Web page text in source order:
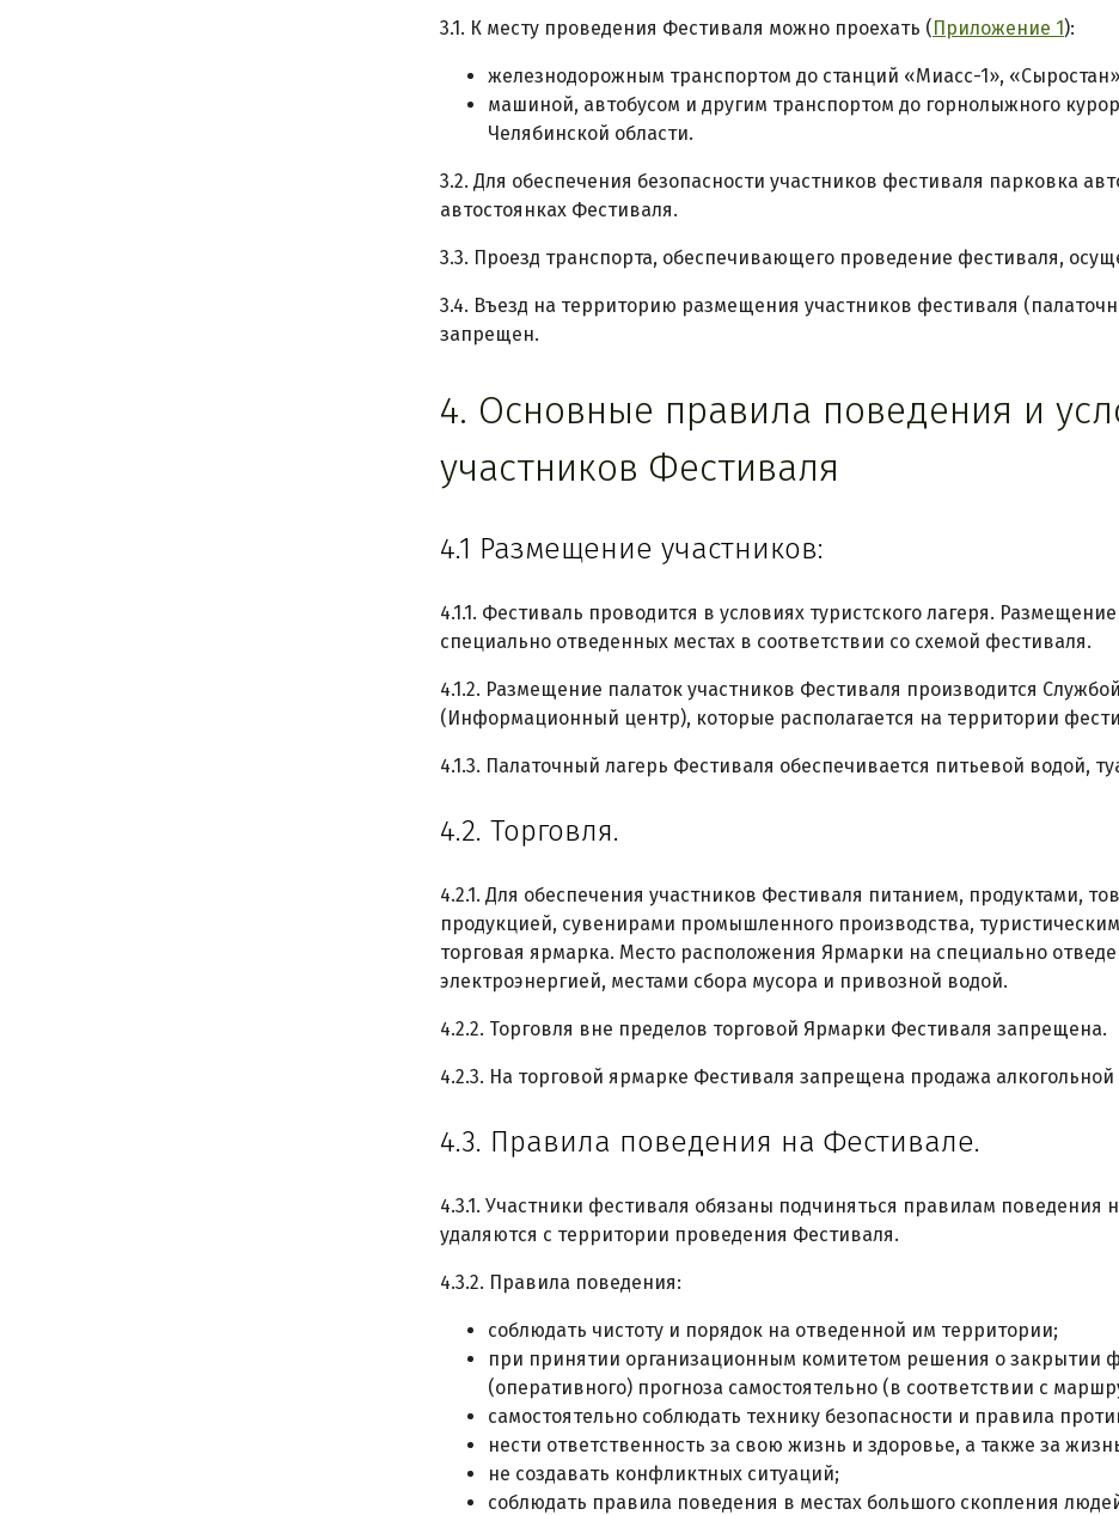
3.1. К месту проведения Фестиваля можно проехать ( Приложение 1 ):
железнодорожным транспортом до станций «Миасс-1»,
машиной, автобусом и другим транспортом до горнолыжного
Челябинской области.
3.2. Для обеспечения безопасности участников фестиваля парковка
автостоянках Фестиваля.
3.3. Проезд транспорта, обеспечивающего проведение фестиваля,
3.4. Въезд на территорию размещения участников фестиваля
запрещен.
4. Основные правила поведения и
участников Фестиваля
4.1 Размещение участников:
4.1.1. Фестиваль проводится в условиях туристского лагеря.
специально отведенных местах в соответствии со схемой фестиваля.
4.1.2. Размещение палаток участников Фестиваля производится
(Информационный центр), которые располагается на территории
4.1.3. Палаточный лагерь Фестиваля обеспечивается питьевой водой,
4.2. Торговля.
4.2.1. Для обеспечения участников Фестиваля питанием, продуктами,
продукцией, сувенирами промышленного производства,
торговая ярмарка. Место расположения Ярмарки на специально
электроэнергией, местами сбора мусора и привозной водой.
4.2.2. Торговля вне пределов торговой Ярмарки Фестиваля запрещена.
4.2.3. На торговой ярмарке Фестиваля запрещена продажа
4.3. Правила поведения на Фестивале.
4.3.1. Участники фестиваля обязаны подчиняться правилам
удаляются с территории проведения Фестиваля.
4.3.2. Правила поведения:
соблюдать чистоту и порядок на отведенной им территории;
при принятии организационным комитетом решения о закрытии
(оперативного) прогноза самостоятельно (в соответствии с
самостоятельно соблюдать технику безопасности и правила
нести ответственность за свою жизнь и здоровье, а также за
не создавать конфликтных ситуаций;
соблюдать правила поведения в местах большого скопления